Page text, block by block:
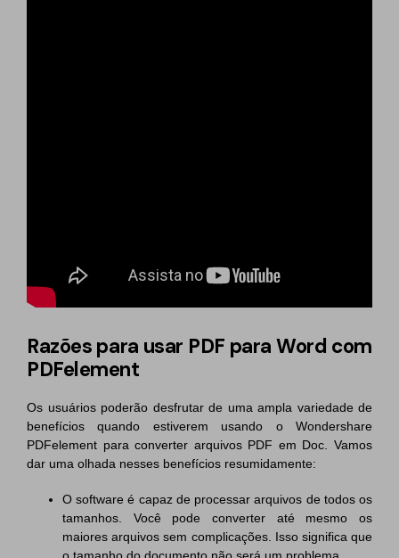
Razões para usar PDF para Word com
PDFelement
Os usuários poderão desfrutar de uma ampla variedade de
benefícios quando estiverem usando o Wondershare
PDFelement para converter arquivos PDF em Doc. Vamos
dar uma olhada nesses benefícios resumidamente:
O software é capaz de processar arquivos de todos os
tamanhos. Você pode converter até mesmo os
maiores arquivos sem complicações. Isso significa que